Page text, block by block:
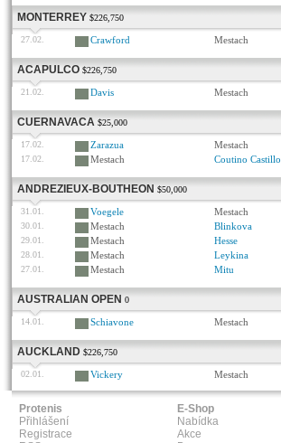
MONTERREY $226,750
27.02. Crawford Mestach
ACAPULCO $226,750
21.02. Davis Mestach
CUERNAVACA $25,000
17.02. Zarazua Mestach
17.02. Mestach Coutino Castillo
ANDREZIEUX-BOUTHEON $50,000
31.01. Voegele Mestach
30.01. Mestach Blinkova
29.01. Mestach Hesse
28.01. Mestach Leykina
27.01. Mestach Mitu
AUSTRALIAN OPEN 0
14.01. Schiavone Mestach
AUCKLAND $226,750
02.01. Vickery Mestach
Protenis
Přihlášení
Registrace
E-Shop
Nabídka
Akce